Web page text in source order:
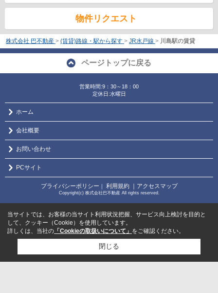
物件リクエスト
株式会社 巴不動産 > (賃貸)路線・駅から探す > JR水戸線 > 川島駅の賃貸
ページトップに戻る
営業時間:9：30～18：00
定休日:水曜日
ホーム
会社概要
お問い合わせ
PCサイト
プライバシーポリシー ｜ 利用規約 ｜アクセスマップ
Copyright(c) 株式会社巴不動産 All rights reserved.
当サイトでは、お客様の当サイト利用状況把握、サービス向上検討を目的と
して、クッキー（Cookie）を使用しています。
詳しくは、当社の 「Cookieの取扱いについて」 をご確認ください。
閉じる